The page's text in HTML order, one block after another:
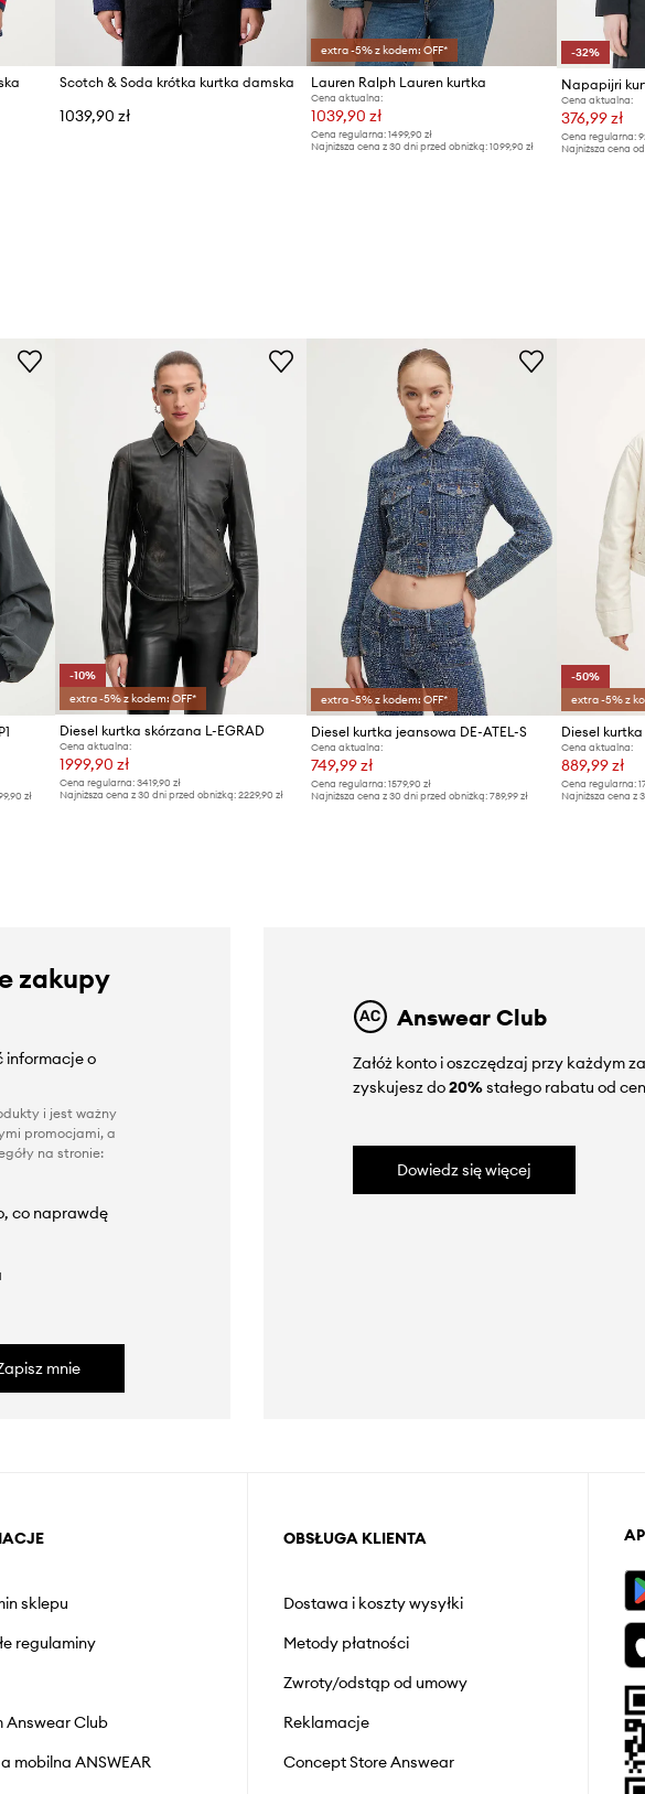
Scotch & Soda krótka kurtka damska
1039,90 zł
extra -5% z kodem: OFF*
Lauren Ralph Lauren kurtka
Cena aktualna:
1039,90 zł
Cena regularna: 1499,90 zł
Najniższa cena z 30 dni przed obniżką: 1099,90 zł
-32%
Napapijri
Cena aktualna:
376,99 zł
Cena regularna:
Najniższa cena
zł
-10%
extra -5% z kodem: OFF*
Diesel kurtka skórzana L-EGRAD
Cena aktualna:
1999,90 zł
Cena regularna: 3419,90 zł
Najniższa cena z 30 dni przed obniżką: 2229,90 zł
extra -5% z kodem: OFF*
Diesel kurtka jeansowa DE-ATEL-S
Cena aktualna:
749,99 zł
Cena regularna: 1579,90 zł
Najniższa cena z 30 dni przed obniżką: 789,99 zł
-50%
extra -5% z
Diesel
Cena aktualna:
889,99 zł
Cena regularna:
Najniższa cena z
zakupy
informacje o
i jest ważny
promocjami, a
na stronie:
co naprawdę
mnie
Answear Club
Załóż konto i oszczędzaj przy każdym
zyskujesz do20%stałego rabatu od
Dowiedz się więcej
sklepu
regulaminy
Answear Club
mobilna ANSWEAR
OBSŁUGA KLIENTA
Dostawa i koszty wysyłki
Metody płatności
Zwroty/odstąp od umowy
Reklamacje
Concept Store Answear